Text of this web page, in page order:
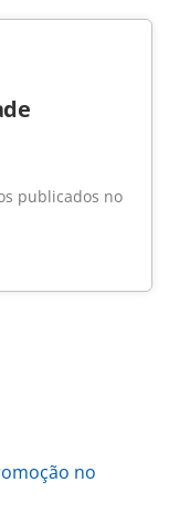
publicados no
no